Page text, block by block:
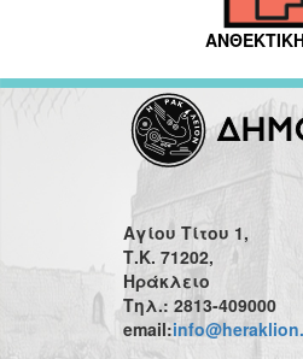
Αγίου Τίτου 1,
Τ.Κ. 71202,
Ηράκλειο
Τηλ.: 2813-409000
email: